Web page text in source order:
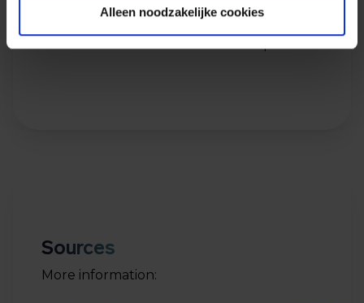
Alleen noodzakelijke cookies
by telephone and do all we can to get the
situation under control as soon as possible.
Sources
More information: